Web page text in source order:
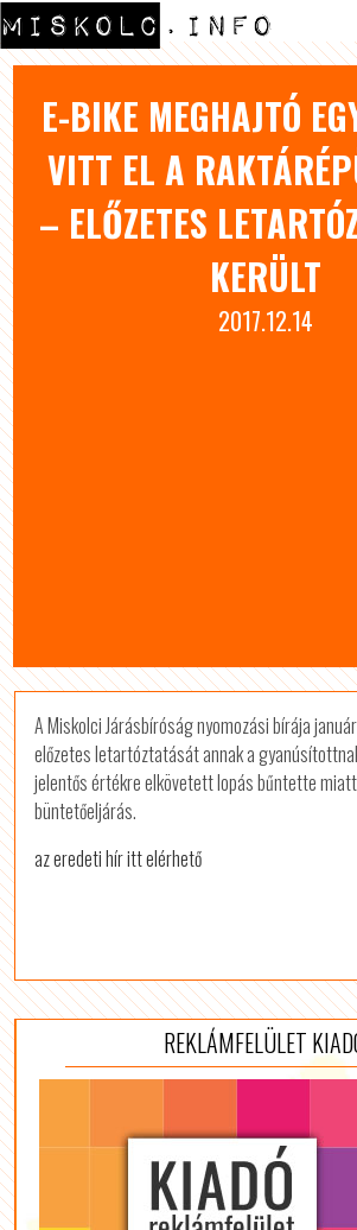
E-BIKE MEGHAJTÓ
VITT EL A
– ELŐZETES
KERÜLT
2017.12.14
A Miskolci Járásbíróság nyomozási bírája
előzetes letartóztatását annak a
jelentős értékre elkövetett lopás bűntette
büntetőeljárás.
az eredeti hír itt elérhető
REKLÁMFELÜLET